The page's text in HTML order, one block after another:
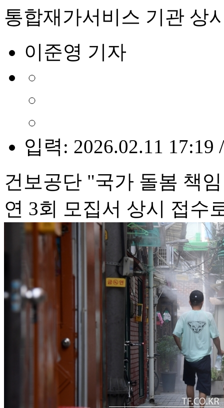
통합재가서비스 기관 상
이준영 기자
입력: 2026.02.11 17:19
건보공단 "국가 돌봄 책
연 3회 모집서 상시 접수